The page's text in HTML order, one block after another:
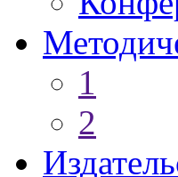
1
2